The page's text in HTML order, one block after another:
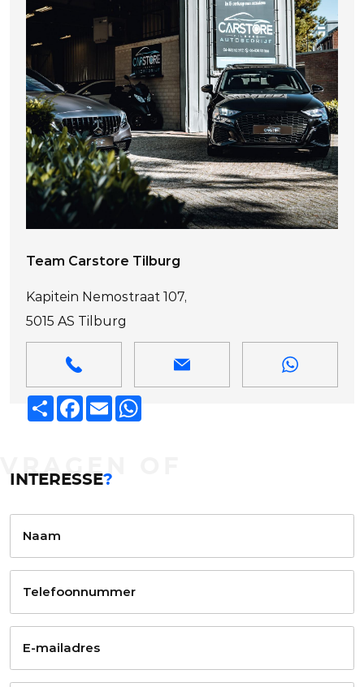
Team Carstore Tilburg
Kapitein Nemostraat 107,
5015 AS Tilburg
Deel Facebook
Email
INTERESSE?